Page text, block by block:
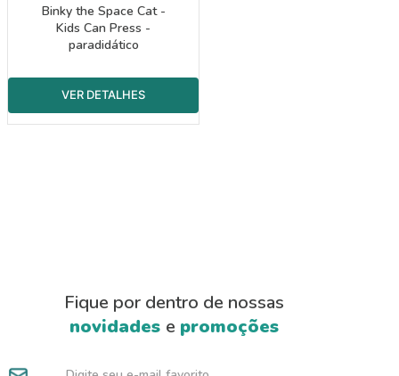
Binky the Space Cat -
Kids Can Press -
paradidático
Fique por dentro de nossas
novidades e promoções